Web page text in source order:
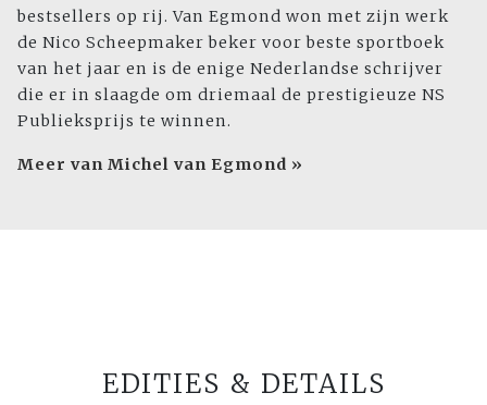
bestsellers op rij. Van Egmond won met zijn werk
de Nico Scheepmaker beker voor beste sportboek
van het jaar en is de enige Nederlandse schrijver
die er in slaagde om driemaal de prestigieuze NS
Publieksprijs te winnen.
Meer van Michel van Egmond »
EDITIES & DETAILS